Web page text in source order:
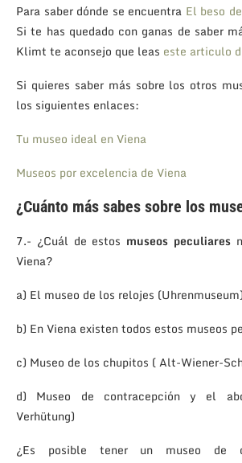
Para saber dónde se encuentra El beso
Si te has quedado con ganas de saber
Klimt te aconsejo que leas este articulo
Si quieres saber más sobre los otros
los siguientes enlaces:
Tu museo ideal en Viena
Museos por excelencia de Viena
¿Cuánto más sabes sobre los
7.- ¿Cuál de estos museos peculiares
Viena?
a) El museo de los relojes (Uhrenmuseum)
b) En Viena existen todos estos museos
c) Museo de los chupitos ( Alt-Wiener-
d) Museo de contracepción y el
Verhütung)
¿Es posible tener un museo de